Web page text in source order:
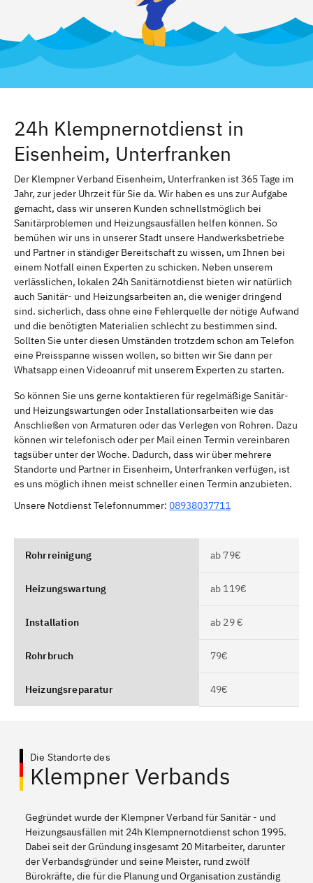
24h Klempnernotdienst in
Eisenheim, Unterfranken
Der Klempner Verband Eisenheim, Unterfranken ist 365 Tage im
Jahr, zur jeder Uhrzeit für Sie da. Wir haben es uns zur Aufgabe
gemacht, dass wir unseren Kunden schnellstmöglich bei
Sanitärproblemen und Heizungsausfällen helfen können. So
bemühen wir uns in unserer Stadt unsere Handwerksbetriebe
und Partner in ständiger Bereitschaft zu wissen, um Ihnen bei
einem Notfall einen Experten zu schicken. Neben unserem
verlässlichen, lokalen 24h Sanitärnotdienst bieten wir natürlich
auch Sanitär- und Heizungsarbeiten an, die weniger dringend
sind. sicherlich, dass ohne eine Fehlerquelle der nötige Aufwand
und die benötigten Materialien schlecht zu bestimmen sind.
Sollten Sie unter diesen Umständen trotzdem schon am Telefon
eine Preisspanne wissen wollen, so bitten wir Sie dann per
Whatsapp einen Videoanruf mit unserem Experten zu starten.
So können Sie uns gerne kontaktieren für regelmäßige Sanitär-
und Heizungswartungen oder Installationsarbeiten wie das
Anschließen von Armaturen oder das Verlegen von Rohren. Dazu
können wir telefonisch oder per Mail einen Termin vereinbaren
tagsüber unter der Woche. Dadurch, dass wir über mehrere
Standorte und Partner in Eisenheim, Unterfranken verfügen, ist
es uns möglich ihnen meist schneller einen Termin anzubieten.
Unsere Notdienst Telefonnummer: 08938037711
Rohrreinigung ab 79€
Heizungswartung ab 119€
Installation ab 29 €
Rohrbruch 79€
Heizungsreparatur 49€
Die Standorte des
Klempner Verbands
Gegründet wurde der Klempner Verband für Sanitär - und
Heizungsausfällen mit 24h Klempnernotdienst schon 1995.
Dabei seit der Gründung insgesamt 20 Mitarbeiter, darunter
der Verbandsgründer und seine Meister, rund zwölf
Bürokräfte, die für die Planung und Organisation zuständig